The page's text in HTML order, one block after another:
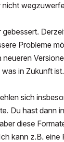
nicht
gebessert.
Probleme
neueren
in Zukunft ist.
sich
Du hast dann
diese
kann z.B.